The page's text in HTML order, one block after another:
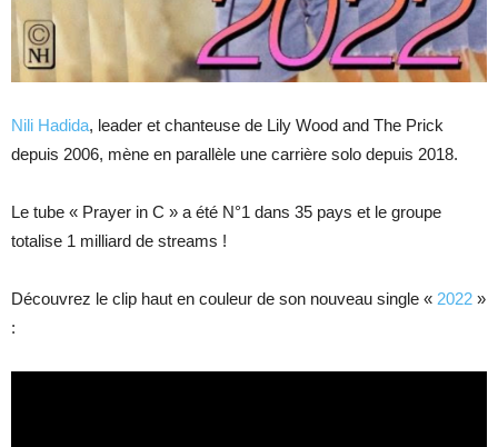
Nili Hadida, leader et chanteuse de Lily Wood and The Prick
depuis 2006, mène en parallèle une carrière solo depuis 2018.
Le tube « Prayer in C » a été N°1 dans 35 pays et le groupe
totalise 1 milliard de streams !
Découvrez le clip haut en couleur de son nouveau single « 2022 »
: